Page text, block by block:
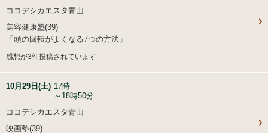
ココデシカエスタ青山
美容健康塾(39)
「頭の回転がよくなる7つの方法」
感想が3件投稿されています
10月29日(土) 17時
～18時50分
ココデシカエスタ青山
映画塾(39)